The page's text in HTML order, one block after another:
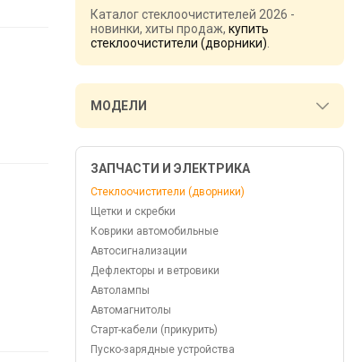
Каталог стеклоочистителей 2026 -
новинки, хиты продаж, купить
стеклоочистители (дворники)
МОДЕЛИ
ЗАПЧАСТИ И ЭЛЕКТРИКА
Стеклоочистители (дворники)
Щетки и скребки
Коврики автомобильные
Автосигнализации
Дефлекторы и ветровики
Автолампы
Автомагнитолы
Старт-кабели (прикурить)
Пуско-зарядные устройства